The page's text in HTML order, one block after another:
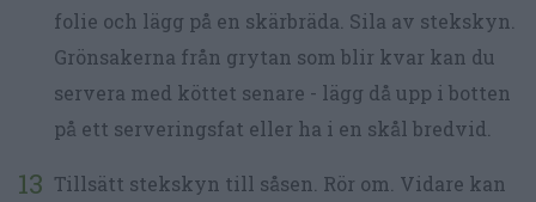
folie och lägg på en skärbräda. Sila av stekskyn.
Grönsakerna från grytan som blir kvar kan du
servera med köttet senare - lägg då upp i botten
på ett serveringsfat eller ha i en skål bredvid.
Tillsätt stekskyn till såsen. Rör om. Vidare kan